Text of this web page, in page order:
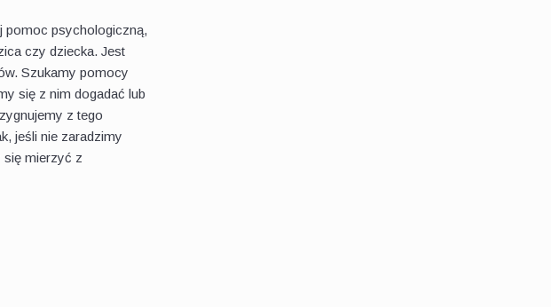
pomoc psychologiczną,
czy dziecka. Jest
Szukamy pomocy
się z nim dogadać lub
z tego
jeśli nie zaradzimy
się mierzyć z